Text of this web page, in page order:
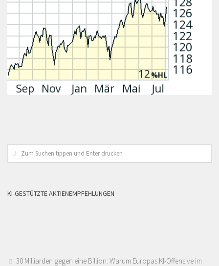
KI-GESTÜTZTE AKTIENEMPFEHLUNGEN
30 Milliarden gegen eine Billion: Warum Europas KI-Offensive im